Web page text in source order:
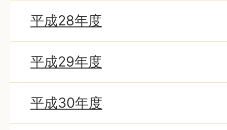
平成28年度
平成29年度
平成30年度